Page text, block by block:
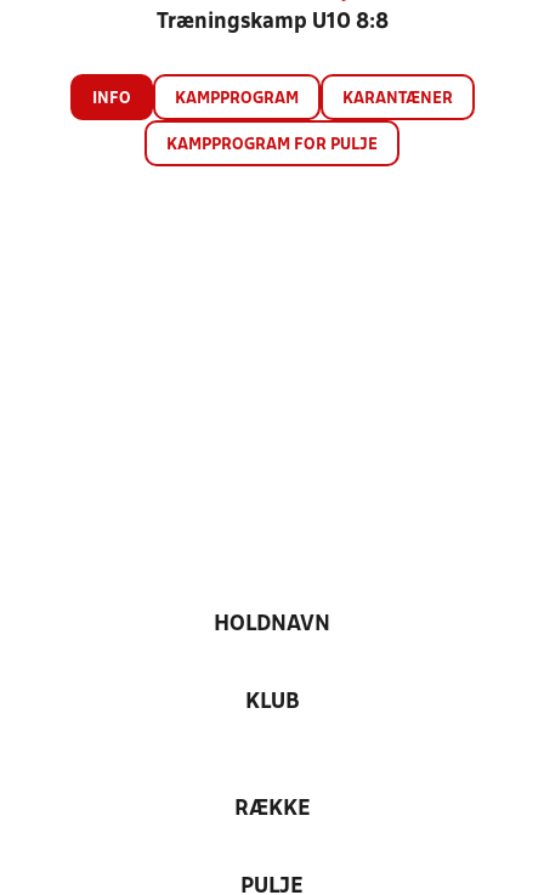
Træningskamp U10 8:8
INFO KAMPPROGRAM KARANTÆNER
KAMPPROGRAM FOR PULJE
HOLDNAVN
KLUB
RÆKKE
PULJE